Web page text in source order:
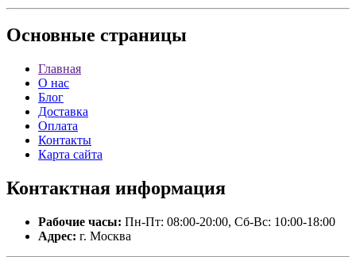
Основные страницы
Главная
О нас
Блог
Доставка
Оплата
Контакты
Карта сайта
Контактная информация
Рабочие часы: Пн-Пт: 08:00-20:00, Сб-Вс: 10:00-18:00
Адрес: г. Москва